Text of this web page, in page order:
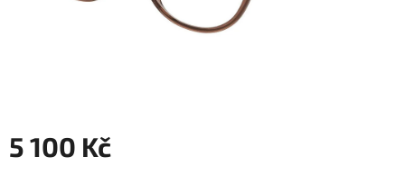
5 100 Kč